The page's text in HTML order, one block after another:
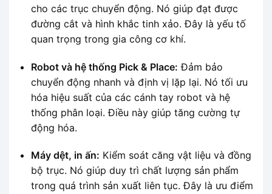
cho các trục chuyển động. Nó giúp đạt được
đường cắt và hình khắc tinh xảo. Đây là yếu tố
quan trọng trong gia công cơ khí.
Robot và hệ thống Pick & Place: Đảm bảo
chuyển động nhanh và định vị lặp lại. Nó tối ưu
hóa hiệu suất của các cánh tay robot và hệ
thống phân loại. Điều này giúp tăng cường tự
động hóa.
Máy dệt, in ấn: Kiểm soát căng vật liệu và đồng
bộ trục. Nó giúp duy trì chất lượng sản phẩm
trong quá trình sản xuất liên tục. Đây là ưu điểm